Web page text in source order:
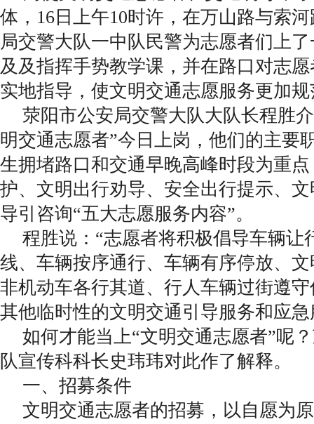
体，16日上午10时许，在万山路与索
局交警大队一中队民警为志愿者们上
及及指挥手势教学课，并在路口对志
实地指导，使文明交通志愿服务更加
荥阳市公安局交警大队大队长程胜
明交通志愿者”今日上岗，他们的主要
生拥堵路口和交通早晚高峰时段为重
护、文明出行劝导、安全出行提示、
导引咨询“五大志愿服务内容”。
程胜说：“志愿者将积极倡导车辆让
线、车辆按序通行、车辆有序停放、
非机动车各行其道、行人车辆过街遵
其他临时性的文明交通引导服务和应急
如何才能当上“文明交通志愿者”呢
队宣传科科长史玮玮对此作了解释。
一、招募条件
文明交通志愿者的招募，以自愿为